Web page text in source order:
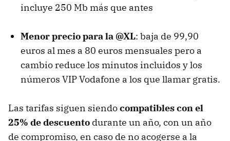
incluye 250 Mb más que antes
Menor precio para la @XL: baja de 99,90
euros al mes a 80 euros mensuales pero a
cambio reduce los minutos incluidos y los
números VIPVodafone a los que llamar gratis.
Las tarifas siguen siendocompatibles con el
25% de descuento durante un año, con un año
de compromiso, en caso de no acogerse a la